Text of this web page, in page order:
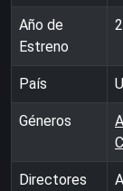
Año de
Estreno
País
Géneros
Directores